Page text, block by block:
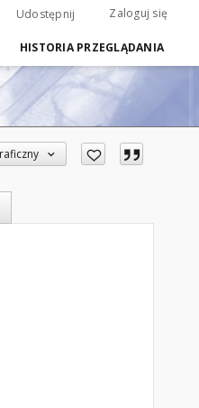
Udostępnij Zaloguj się
HISTORIA PRZEGLĄDANIA